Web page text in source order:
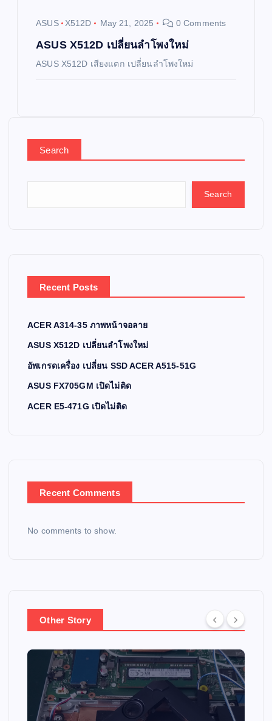
ASUS X512D May 21, 2025 0 Comments
ASUS X512D เปลี่ยนลำโพงใหม่
ASUS X512D เสียงแตก เปลี่ยนลำโพงใหม่
Search
Search
Recent Posts
ACER A314-35 ภาพหน้าจอลาย
ASUS X512D เปลี่ยนลำโพงใหม่
อัพเกรดเครื่อง เปลี่ยน SSD ACER A515-51G
ASUS FX705GM เปิดไม่ติด
ACER E5-471G เปิดไม่ติด
Recent Comments
No comments to show.
Other Story